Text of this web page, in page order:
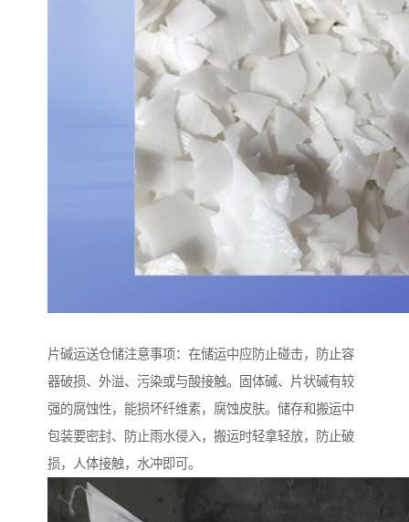
片碱运送仓储注意事项：在储运中应防止碰击，防止容
器破损、外溢、污染或与酸接触。固体碱、片状碱有较
强的腐蚀性，能损坏纤维素，腐蚀皮肤。储存和搬运中
包装要密封、防止雨水侵入，搬运时轻拿轻放，防止破
损，人体接触，水冲即可。